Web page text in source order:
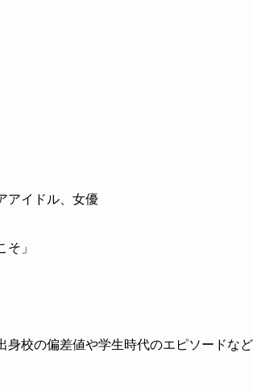
アイドル、女優
」
身校の偏差値や学生時代のエピソードな